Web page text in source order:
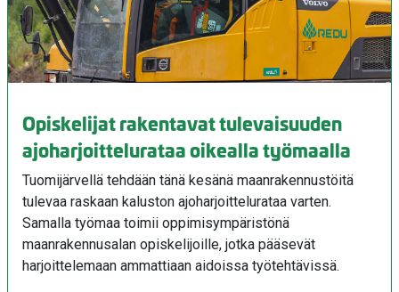
Opiskelijat rakentavat tulevaisuuden
ajoharjoittelurataa oikealla työmaalla
Tuomijärvellä tehdään tänä kesänä maanrakennustöitä
tulevaa raskaan kaluston ajoharjoittelurataa varten.
Samalla työmaa toimii oppimisympäristönä
maanrakennusalan opiskelijoille, jotka pääsevät
harjoittelemaan ammattiaan aidoissa työtehtävissä.